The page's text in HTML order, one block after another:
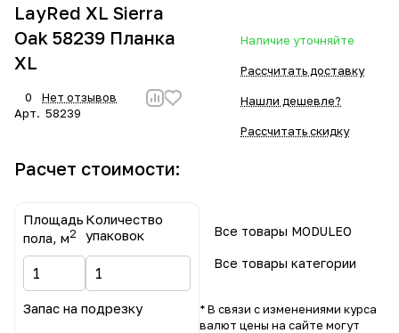
LayRed XL Sierra
Oak 58239 Планка
XL
0
Нет отзывов
Арт. 58239
Расчет стоимости:
Площадь
пола, м2
Количество
упаковок
Запас на подрезку
Наличие уточняйте
Рассчитать доставку
Нашли дешевле?
Рассчитать скидку
Все товары MODULEO
Все товары категории
* В связи с изменениями курса
валют цены на сайте могут